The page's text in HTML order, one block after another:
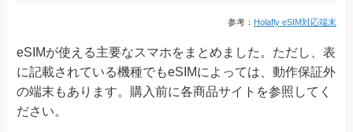
Xperia
Xperia 5 IV
Xperia 5 V
Xperia 10 IV Xperia 10 V
Xperia 10 V Fun Edition SO-52D
参考： Holafly eSIM対応端末
eSIMが使える主要なスマホをまとめました。ただし、表
に記載されている機種でもeSIMによっては、動作保証外
の端末もあります。購入前に各商品サイトを参照してく
ださい。